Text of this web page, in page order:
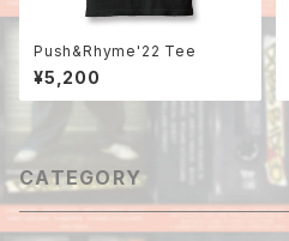
Push&Rhyme'22 Tee
¥5,200
CATEGORY